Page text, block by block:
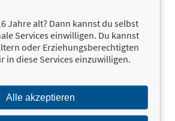
Jahre alt? Dann kannst du selbst
Services einwilligen. Du kannst
oder Erziehungsberechtigten
in diese Services einzuwilligen.
Alle akzeptieren